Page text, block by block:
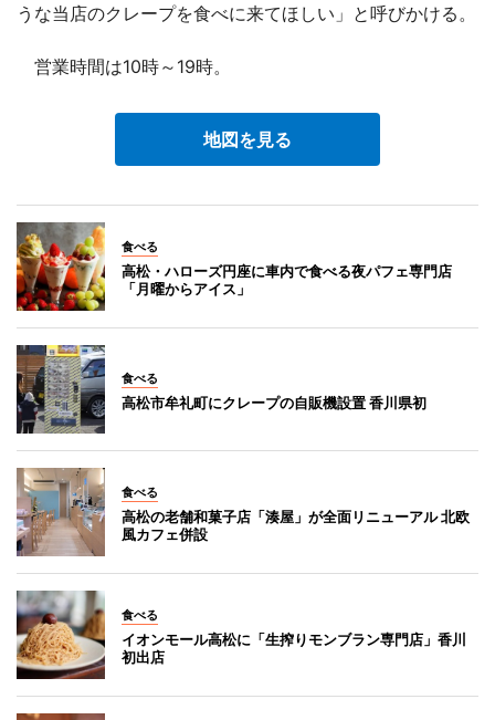
うな当店のクレープを食べに来てほしい」と呼びかける。
営業時間は10時～19時。
地図を見る
食べる
高松・ハローズ円座に車内で食べる夜パフェ専門店
「月曜からアイス」
食べる
高松市牟礼町にクレープの自販機設置 香川県初
食べる
高松の老舗和菓子店「湊屋」が全面リニューアル 北欧
風カフェ併設
食べる
イオンモール高松に「生搾りモンブラン専門店」香川
初出店